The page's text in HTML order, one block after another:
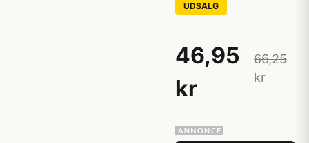
UDSALG
46,95
kr
66,25
kr